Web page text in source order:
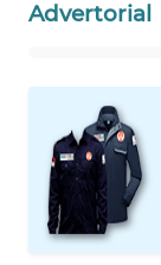
Advertorial
CO ID
WAHANANEWS
NET
WAHANA